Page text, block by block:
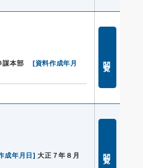
謀本部 [資料作成年月
成年月日] 大正７年８月